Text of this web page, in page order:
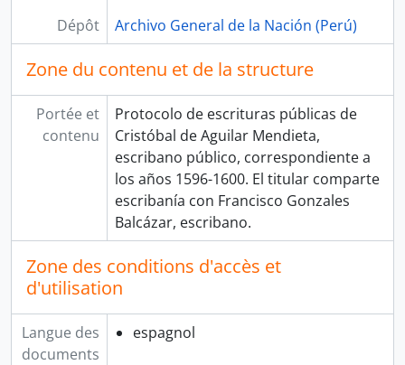
Dépôt
Archivo General de la Nación (Perú)
Zone du contenu et de la structure
Portée et
contenu
Protocolo de escrituras públicas de
Cristóbal de Aguilar Mendieta,
escribano público, correspondiente a
los años 1596-1600. El titular comparte
escribanía con Francisco Gonzales
Balcázar, escribano.
Zone des conditions d'accès et
d'utilisation
Langue des
documents
espagnol